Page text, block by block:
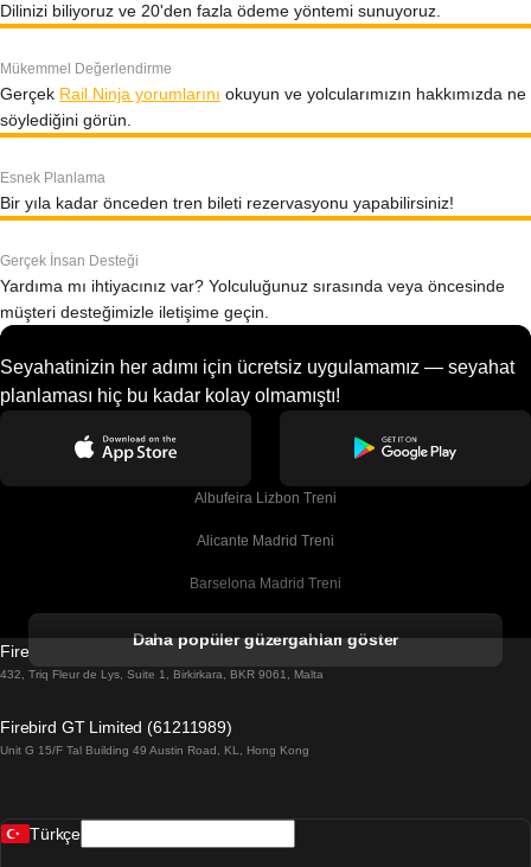
Dilinizi biliyoruz ve 20'den fazla ödeme yöntemi sunuyoruz.
Mükemmel Değerlendirme
Gerçek Rail Ninja yorumlarını okuyun ve yolcularımızın hakkımızda ne
söylediğini görün.
Esnek Planlama
Bir yıla kadar önceden tren bileti rezervasyonu yapabilirsiniz!
Gerçek İnsan Desteği
Yardıma mı ihtiyacınız var? Yolculuğunuz sırasında veya öncesinde
müşteri desteğimizle iletişime geçin.
Seyahatinizin her adımı için ücretsiz uygulamamız — seyahat
planlaması hiç bu kadar kolay olmamıştı!
Albufeira Lizbon Treni
Alicante Madrid Treni
Barselona Madrid Treni
Barselona Sevilla Treni
Belfast Dublin Treni
Daha popüler güzergahları göster
Firebird GT Limited (OC 1451)
432, Triq Fleur de Lys, Suite 1, Birkirkara, BKR 9061, Malta
Firebird GT Limited (61211989)
Unit G 15/F Tal Building 49 Austin Road, KL, Hong Kong
Türkçe